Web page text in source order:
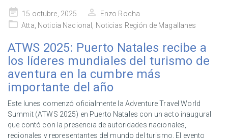
Publicado
en
15 octubre, 2025
Enzo Rocha
Atta Noticia Nacional Noticias Región de Magallanes
ATWS 2025: Puerto Natales recibe a
los líderes mundiales del turismo de
aventura en la cumbre más
importante del año
Este lunes comenzó oficialmente la Adventure Travel World
Summit (ATWS 2025) en Puerto Natales con un acto inaugural
que contó con la presencia de autoridades nacionales,
regionales y representantes del mundo del turismo. El evento